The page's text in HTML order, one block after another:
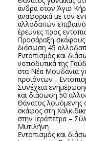
άνδρα στον Άγιο
αναφορικά με τον
αλλοδαπών
έρευνες προς
Προσάραξη σκάφους
διάσωση 45
Εντοπισμός και
νοτιοδυτικά της
στα Νέα Μουδανιά
προϊόντων -
Συνέχεια
και διάσωση 50
Θάνατος λουόμενης
σκάφος στη
στην Ιεράπετρα –
Μυτιλήνη
Εντοπισμός και